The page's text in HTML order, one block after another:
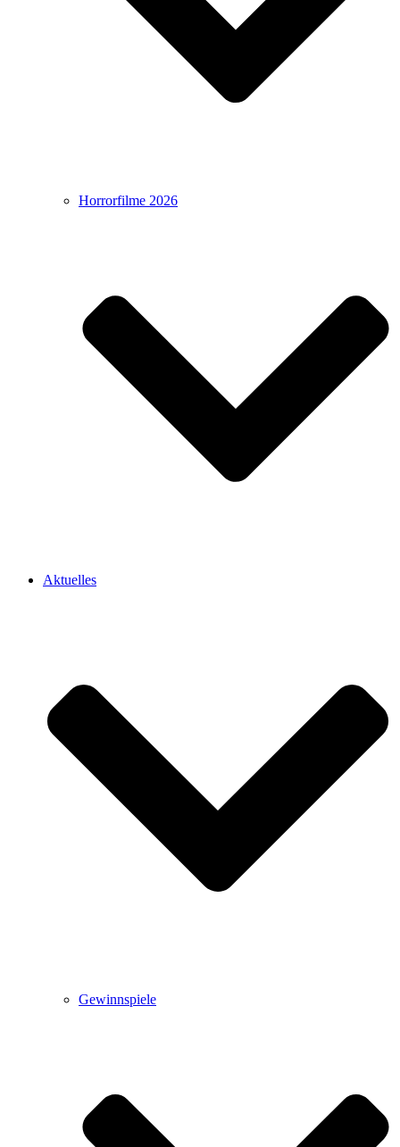
Horrorfilme 2026
Aktuelles
Gewinnspiele